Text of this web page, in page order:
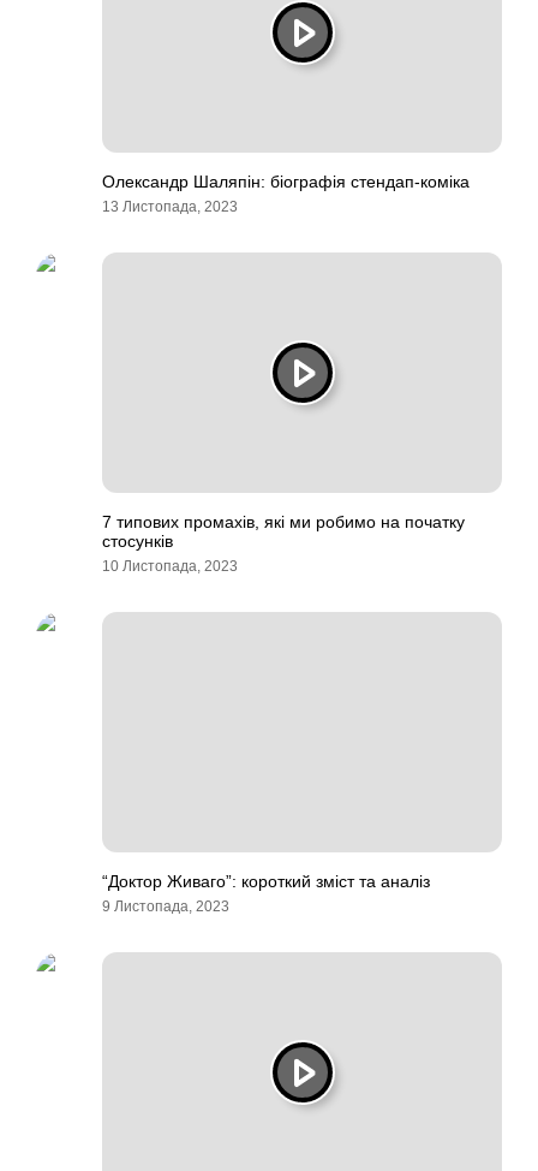
Олександр Шаляпін: біографія стендап-коміка
13 Листопада, 2023
7 типових промахів, які ми робимо на початку
стосунків
10 Листопада, 2023
“Доктор Живаго”: короткий зміст та аналіз
9 Листопада, 2023